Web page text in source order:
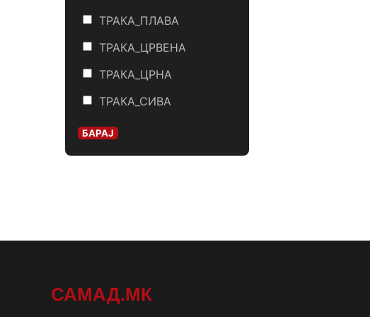
ТРАКА_ПЛАВА
ТРАКА_ЦРВЕНА
ТРАКА_ЦРНА
ТРАКА_СИВА
БАРАЈ
САМАД.МК